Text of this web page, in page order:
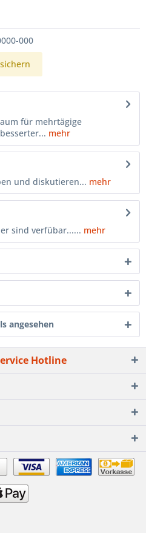
000
für mehrtägige
mehr
und diskutieren... mehr
sind verfübar...... mehr
angesehen
Hotline